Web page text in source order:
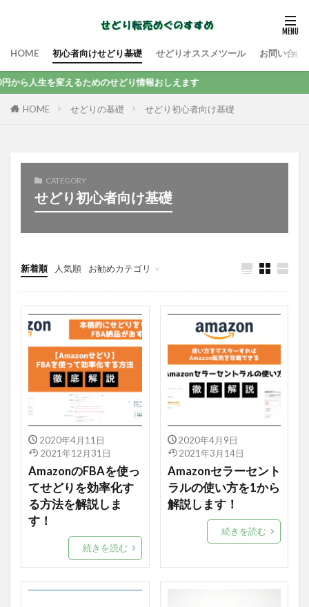
HOME 初心者向けせどり基礎 せどりオススメツール お問い合わ
人生を変えるためのせどり情報おしえます
HOME せどりの基礎 せどり初心者向け基礎
CATEGORY
せどり初心者向け基礎
新着順 人気順 お勧めカテゴリ
未分類
2020年4月11日
2021年12月31日
AmazonのFBAを使っ
てせどりを効率化す
る方法を解説しま
す！
続きを読む
2020年4月9日
2021年3月14日
Amazonセラーセント
ラルの使い方を1から
解説します！
続きを読む